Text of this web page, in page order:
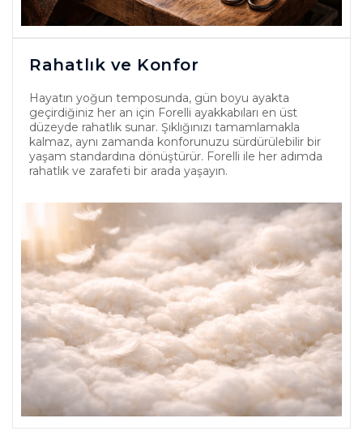
Rahatlık ve Konfor
Hayatın yoğun temposunda, gün boyu ayakta
geçirdiğiniz her an için Forelli ayakkabıları en üst
düzeyde rahatlık sunar. Şıklığınızı tamamlamakla
kalmaz, aynı zamanda konforunuzu sürdürülebilir bir
yaşam standardına dönüştürür. Forelli ile her adımda
rahatlık ve zarafeti bir arada yaşayın.